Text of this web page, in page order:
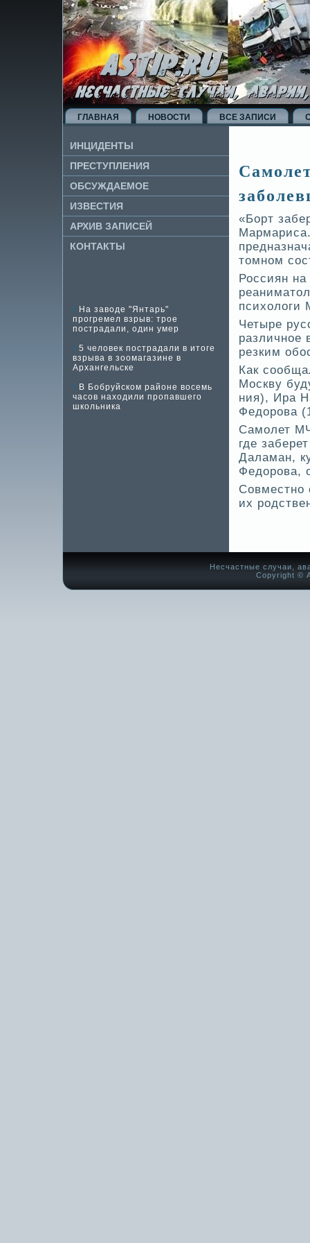
ГЛАВНАЯ НОВОСТИ ВСЕ ЗАПИСИ
ИНЦИДЕНТЫ
ПРЕСТУПЛЕНИЯ
ОБСУЖДАЕМОЕ
ИЗВЕ­СТИЯ
АРХИВ ЗАПИСЕЙ
КОНТАКТЫ
На заводе "Янтарь"
прогремел взрыв: трое
пострадали, один умер
5 человек пострадали в итоге
взрыва в зоомагазине в
Архангельске
В Бобруйском районе восемь
часов находили пропавшего
школьника
«Борт
томном
Россиян
психологи
Четыре
различное
резким
Как
Москву
ния), Ира
Федорова
Самолет
где­
Даламан,
Федорова,
Совместно
их
Несчастные случаи,
Copyright ©